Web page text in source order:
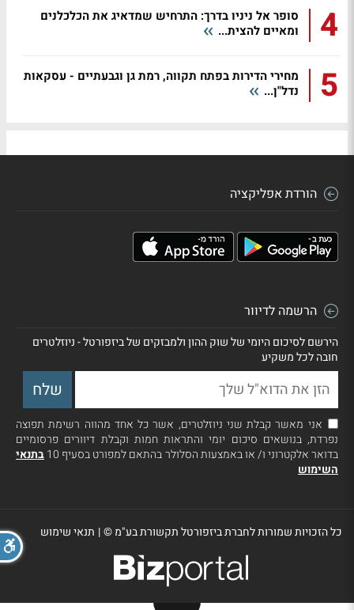
4
סופר אל ניניו בדרך: התרחיש שמדאיג את הכלכלנים
ומאיים להצית...
5
מחירי הדירות בפתח תקווה, רמת גן וגבעתיים - עסקאות
נדל"ן...
הורדת אפליקציה
הרשמה לדיוור
הירשם לסיכום היומי של שוק ההון ולמבזקים של ביזפורטל - ניוזלטרים
חובה לכל משקיע
אני מאשר קבלת שני ניוזלטרים, אשר כל אחד מהווה רשימת תפוצה
נפרדת, בנושאים סיכום יומי והתראות חמות וקבלת דיוורים פרסומיים
בדואר אלקטרוני ו/ או באמצעות הסלולר בהתאם למפורט בסעיף 10
בתנאי
השימוש
כל הזכויות שמורות לחברת ביזפורטל תקשורת בע"מ ©| תנאי שימוש